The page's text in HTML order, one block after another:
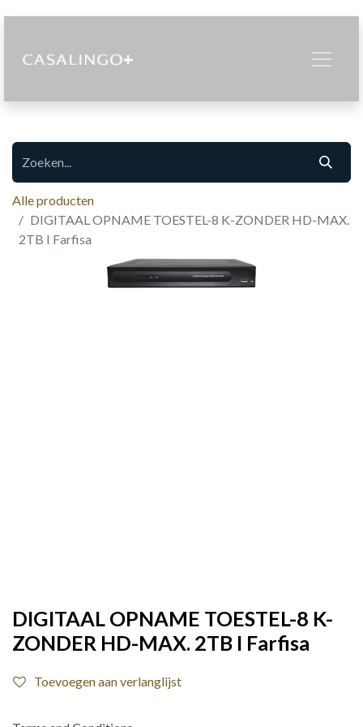
Alle producten
DIGITAAL OPNAME TOESTEL-8 K-ZONDER HD-MAX.
2TB I Farfisa
DIGITAAL OPNAME TOESTEL-8 K-
ZONDER HD-MAX. 2TB I Farfisa
Toevoegen aan verlanglijst